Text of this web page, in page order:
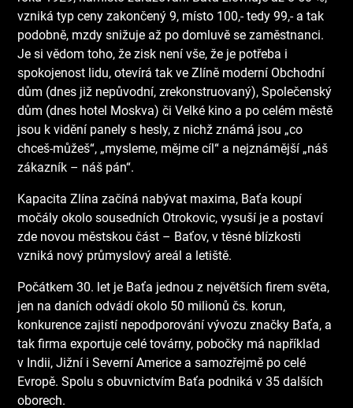
vzniká typ ceny zakončený 9, místo 100,- tedy 99,- a tak
podobně, mzdy snižuje až po domluvě se zaměstnanci.
Je si vědom toho, že zisk není vše, že je potřeba i
spokojenost lidu, otevírá tak ve Zlíně moderní Obchodní
dům (dnes již nepůvodní, zrekonstruovaný), Společenský
dům (dnes hotel Moskva) či Velké kino a po celém městě
jsou k vidění panely s hesly, z nichž známá jsou „co
chceš-můžeš“, „mysleme, mějme cíl“ a nejznámější „náš
zákazník – náš pán“.
Kapacita Zlína začíná nabývat maxima, Baťa koupí
močály okolo sousedních Otrokovic, vysuší je a postaví
zde novou městskou část – Baťov, v těsné blízkosti
vzniká nový průmyslový areál a letiště.
Počátkem 30. let je Baťa jednou z největších firem světa,
jen na daních odvádí okolo 50 milionů čs. korun,
konkurence zajistí nepodporování vývozu značky Baťa, a
tak firma exportuje celé továrny, pobočky má například
v Indii, Jižní i Severní Americe a samozřejmě po celé
Evropě. Spolu s obuvnictvím Baťa podniká v 35 dalších
oborech.